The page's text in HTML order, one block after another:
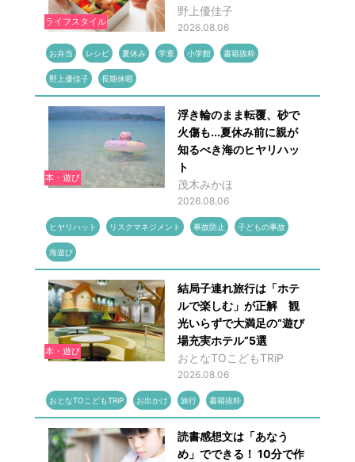
ライフスタイル
野上優佳子
2026.08.06
お弁当 レシピ 夏休み 学童 小学館 書籍抜粋
野上優佳子 長期休暇
本・遊び
浮き輪のまま転覆、砂で
火傷も...夏休み前に親が
知るべき海のヒヤリハッ
ト
茂木みかほ
2026.08.06
ヒヤリハット リスクマネジメント 事故防止 子どもの事故
海遊び
本・遊び
結局子連れ旅行は「ホテ
ルで楽しむ」が正解 観
光いらずで大満足の“遊び
場充実ホテル”5選
おとなTOこどもTRiP
2026.08.06
おとなTOこどもTRiP お出かけ 旅行 書籍抜粋
読書感想文は「あなう
め」でできる！ 10分で作